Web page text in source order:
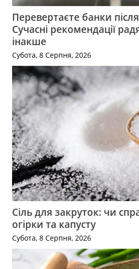
Перевертаєте банки
Сучасні рекомендації
інакше
Субота, 8 Серпня, 2026
Сіль для закруток: чи
огірки та капусту
Субота, 8 Серпня, 2026